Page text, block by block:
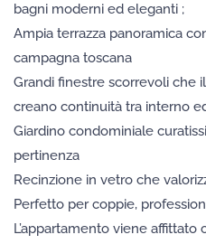
bagni moderni ed eleganti ;
Ampia terrazza panoramica
campagna toscana
Grandi finestre scorrevoli che
creano continuità tra interno
Giardino condominiale
pertinenza
Recinzione in vetro che
Perfetto per coppie,
L’appartamento viene